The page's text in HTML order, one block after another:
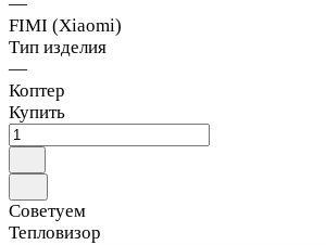
—
FIMI (Xiaomi)
Тип изделия
—
Коптер
Купить
Советуем
Тепловизор